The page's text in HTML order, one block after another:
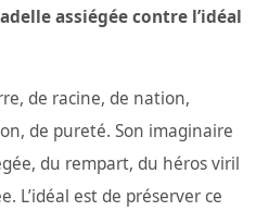
assiégée contre l’idéal
de racine, de nation,
de pureté. Son imaginaire
du rempart, du héros viril
L’idéal est de préserver ce